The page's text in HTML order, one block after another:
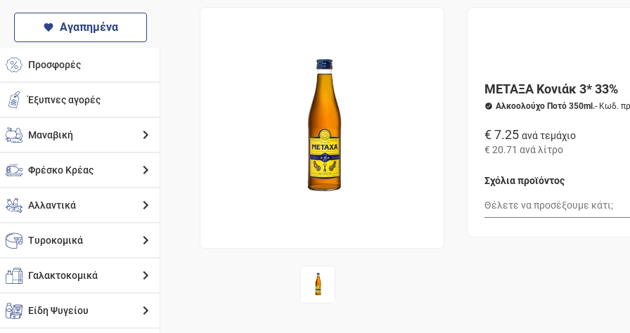
Αγαπημένα
Προσφορές
Έξυπνες αγορές
Μαναβική
Φρέσκο Κρέας
Αλλαντικά
Τυροκομικά
Γαλακτοκομικά
Είδη Ψυγείου
ΜΕΤΑΞΑ Κονιάκ 3* 33%
Αλκοολούχο Ποτό 350ml.- Κωδ.
€ 7.25 ανά τεμάχιο
€ 20.71 ανά λίτρο
Σχόλια προϊόντος